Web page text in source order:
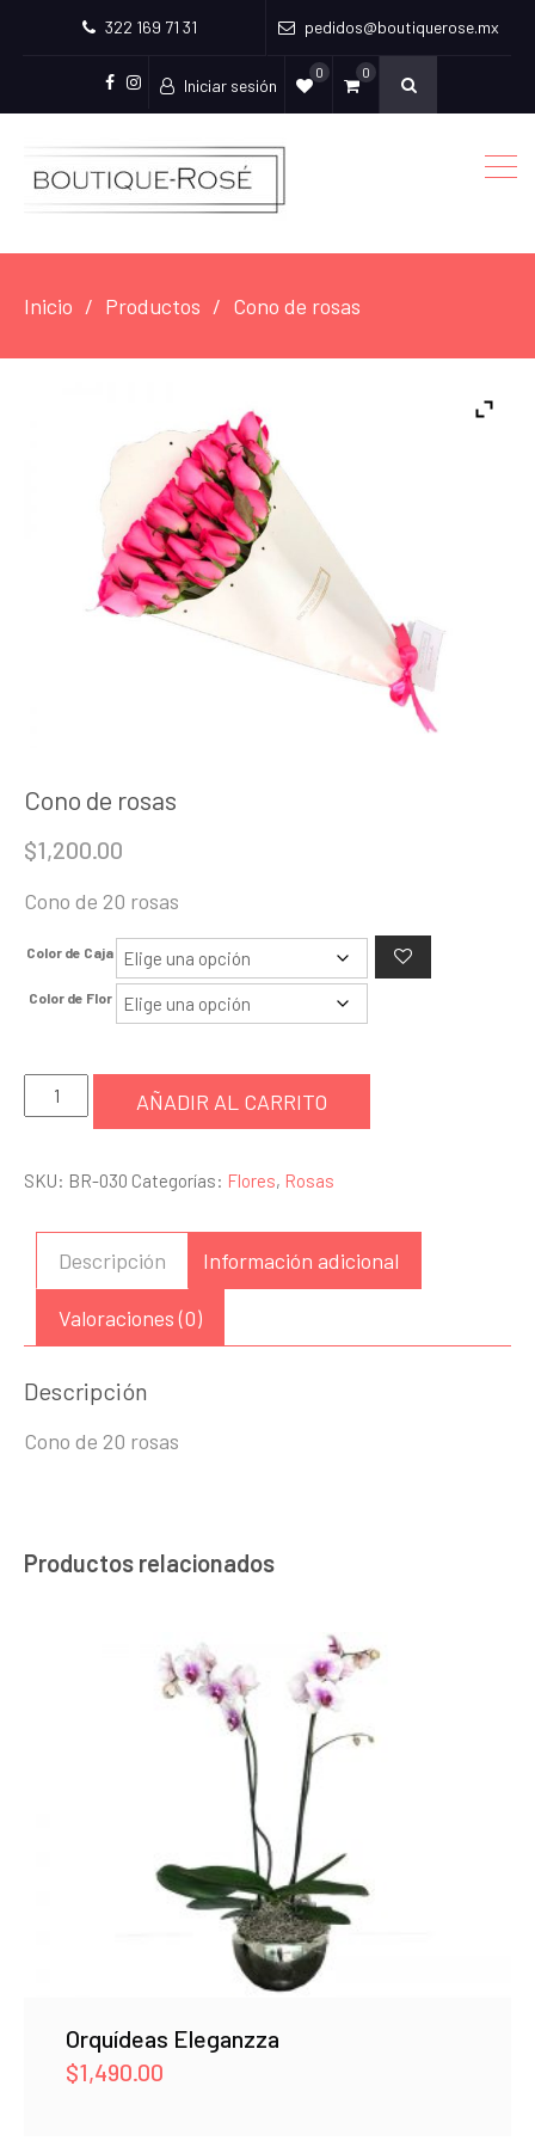
322 169 71 31 pedidos@boutiquerose.mx
Facebook
Instagram
Iniciar sesión
0 0
Inicio Productos Cono de rosas
Cono de rosas
$1,200.00
Cono de 20 rosas
Color de Caja
Color de Flor
Cono
de
cantidad
AÑADIR AL CARRITO
SKU: BR-030 Categorías: Flores, Rosas
Descripción Información adicional
Valoraciones (0)
Descripción
Cono de 20 rosas
Productos relacionados
Orquídeas Eleganzza
$1,490.00